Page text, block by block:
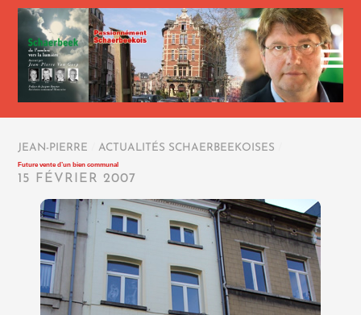
JEAN-PIERRE ACTUALITÉS SCHAERBEEKOISES
Future vente d’un bien communal
15 FÉVRIER 2007